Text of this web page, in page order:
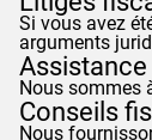
Si vous avez
arguments
Nous sommes
Conseils
Nous